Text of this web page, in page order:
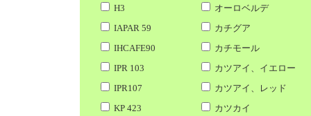
H3
オーロベルデ
IAPAR 59
カチグア
IHCAFE90
カチモール
IPR 103
カツアイ、イエロー
IPR107
カツアイ、レッド
KP 423
カツカイ